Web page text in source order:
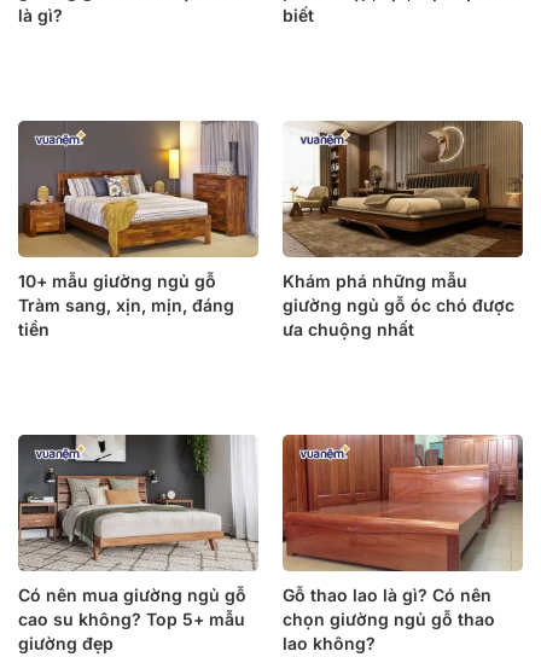
là gì?
biết
10+ mẫu giường ngủ gỗ
Tràm sang, xịn, mịn, đáng
tiền
Khám phá những mẫu
giường ngủ gỗ óc chó được
ưa chuộng nhất
Có nên mua giường ngủ gỗ
cao su không? Top 5+ mẫu
giường đẹp
Gỗ thao lao là gì? Có nên
chọn giường ngủ gỗ thao
lao không?